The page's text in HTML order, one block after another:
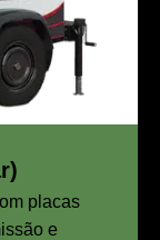
placas
e